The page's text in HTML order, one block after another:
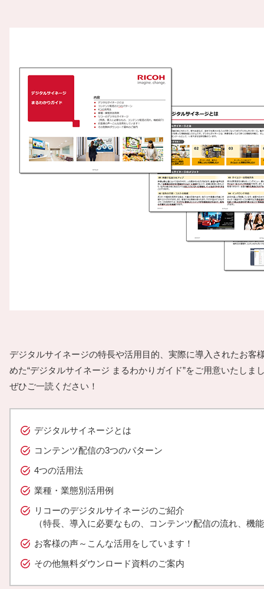
デジタルサイネージの特長や活用目的、実際に導入されたお客
めた“デジタルサイネージ まるわかりガイド”をご用意いたしま
ぜひご一読ください！
デジタルサイネージとは
コンテンツ配信の3つのパターン
4つの活用法
業種・業態別活用例
リコーのデジタルサイネージのご紹介
（特長、導入に必要なもの、コンテンツ配信の流れ、機
お客様の声～こんな活用をしています！
その他無料ダウンロード資料のご案内